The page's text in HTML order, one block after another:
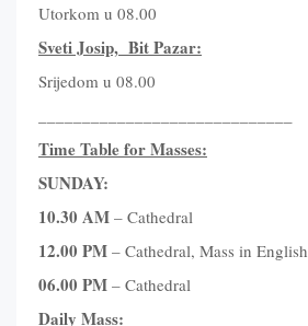
Utorkom u 08.00
Sveti Josip, BitPazar:
Srijedom u 08.00
Time Table for Masses:
SUNDAY:
10.30 AM – Cathedral
12.00 PM – Cathedral, Mass in English
06.00 PM – Cathedral
Daily Mass: